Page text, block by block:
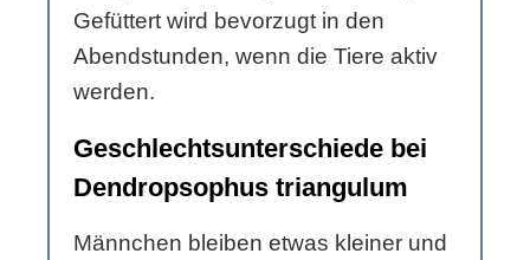
Gefüttert wird bevorzugt in den
Abendstunden, wenn die Tiere aktiv
werden.
Geschlechtsunterschiede bei
Dendropsophus triangulum
Männchen bleiben etwas kleiner und